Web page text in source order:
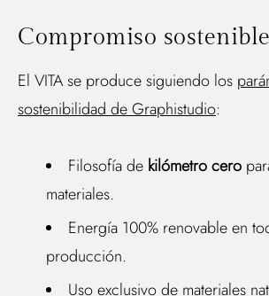
Compromiso sostenible
El VITA se produce siguiendo los
sostenibilidad de Graphistudio:
Filosofía de kilómetro cero
materiales.
Energía 100% renovable en
producción.
Uso exclusivo de materiales